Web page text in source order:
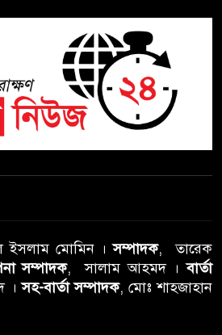
সিলেটে চিকিৎসকের কিশোর ছেলের
ঝুলন্ত মরদেহ উদ্ধার
শতাব্দী রায়ের বাড়িতে বিদ্রোহীদের
বৈঠক, পশ্চিমবঙ্গে তৃনমূলে ভাঙনের
ইঙ্গিত !
বিএনপি নেতার ওপর হামলার
আবু তালহা চৌধুরী দ্বিতীয় বারের
মত টাওয়ার হ‍্যামলেটস কাউন্সিলের
মোমিন ।সম্পাদক, তারেক
সম্পাদক, সালাম আহমদ ।বার্তা
।সহ-বার্তা সম্পাদক, মোঃ শাহজাহান